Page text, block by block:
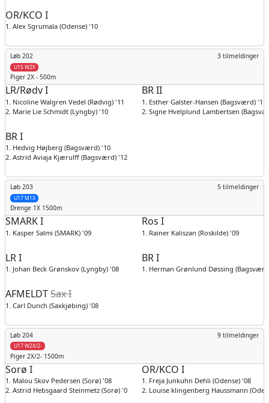
OR/KCO I
1. Alex Sgrumala (Odense) '10
Løb 202 3 tilmeldinger
U15 W2X
Piger 2X - 500m
LR/Rødv I
1. Nicoline Walgren Vedel (Rødvig) '11
2. Marie Lie Schmidt (Lyngby) '10
BR II
1. Esther Galster-Hansen (Bagsværd) '11
2. Signe Hvelplund Lambertsen
BR I
1. Hedvig Højberg (Bagsværd) '10
2. Astrid Aviaja Kjærulff (Bagsværd) '12
Løb 203 5 tilmeldinger
U17 M1X
Drenge 1X 1500m
SMARK I
1. Kasper Salmi (SMARK) '09
Ros I
1. Rainer Kaliszan (Roskilde) '09
LR I
1. Johan Beck Grønskov (Lyngby) '08
BR I
1. Herman Grønlund Døssing
AFMELDTSax I
1. Carl Dunch (Saxkjøbing) '08
Løb 204 9 tilmeldinger
U17 W2X/2-
Piger 2X/2- 1500m
Sorø I
1. Malou Skov Pedersen (Sorø) '08
2. Astrid Hebsgaard Steinmetz (Sorø) '08
OR/KCO I
1. Freja Junkuhn Dehli (Odense) '08
2. Louise klingenberg Haussmann